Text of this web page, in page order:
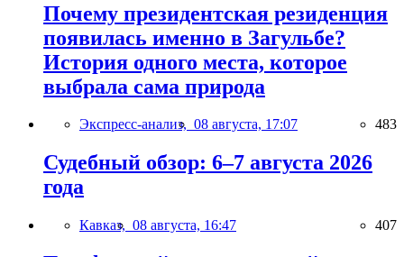
Почему президентская резиденция
появилась именно в Загульбе?
История одного места, которое
выбрала сама природа
Экспресс-анализ, 08 августа, 17:07 483
Судебный обзор: 6–7 августа 2026
года
Кавказ, 08 августа, 16:47 407